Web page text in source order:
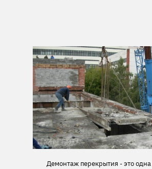
Демонтаж перекрытия - это